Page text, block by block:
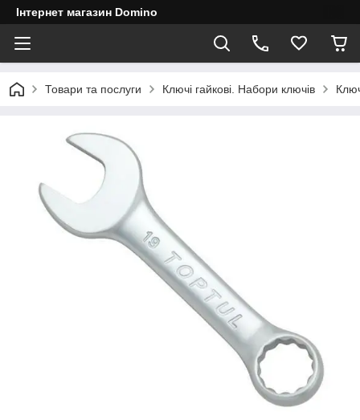
Інтернет магазин Domino
Товари та послуги Ключі гайкові. Набори ключів